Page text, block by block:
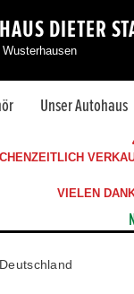
DIETER
Unser Autohaus
VIELEN